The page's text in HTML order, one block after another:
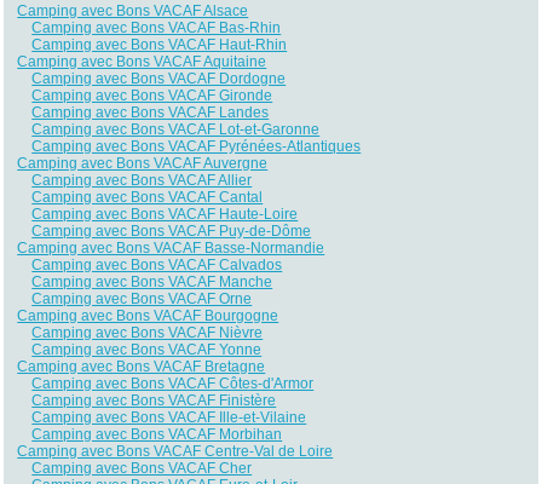
Camping avec Bons VACAF Alsace
Camping avec Bons VACAF Bas-Rhin
Camping avec Bons VACAF Haut-Rhin
Camping avec Bons VACAF Aquitaine
Camping avec Bons VACAF Dordogne
Camping avec Bons VACAF Gironde
Camping avec Bons VACAF Landes
Camping avec Bons VACAF Lot-et-Garonne
Camping avec Bons VACAF Pyrénées-Atlantiques
Camping avec Bons VACAF Auvergne
Camping avec Bons VACAF Allier
Camping avec Bons VACAF Cantal
Camping avec Bons VACAF Haute-Loire
Camping avec Bons VACAF Puy-de-Dôme
Camping avec Bons VACAF Basse-Normandie
Camping avec Bons VACAF Calvados
Camping avec Bons VACAF Manche
Camping avec Bons VACAF Orne
Camping avec Bons VACAF Bourgogne
Camping avec Bons VACAF Nièvre
Camping avec Bons VACAF Yonne
Camping avec Bons VACAF Bretagne
Camping avec Bons VACAF Côtes-d'Armor
Camping avec Bons VACAF Finistère
Camping avec Bons VACAF Ille-et-Vilaine
Camping avec Bons VACAF Morbihan
Camping avec Bons VACAF Centre-Val de Loire
Camping avec Bons VACAF Cher